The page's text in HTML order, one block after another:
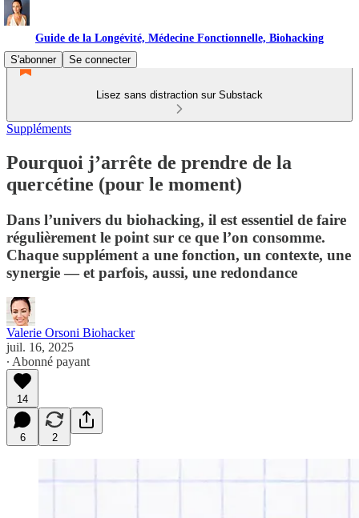
Guide de la Longévité, Médecine Fonctionnelle, Biohacking
S'abonner
Se connecter
Lisez sans distraction sur Substack
Suppléments
Pourquoi j’arrête de prendre de la
quercétine (pour le moment)
Dans l’univers du biohacking, il est essentiel de faire
régulièrement le point sur ce que l’on consomme.
Chaque supplément a une fonction, un contexte, une
synergie — et parfois, aussi, une redondance
Valerie Orsoni Biohacker
juil. 16, 2025
∙ Abonné payant
14
6 2